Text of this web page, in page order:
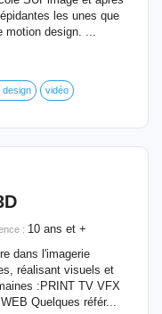
les unes que
motion design. ...
design vidéo
: 10 ans et +
dans l'imagerie
réalisant visuels et
: ​PRINT TV VFX
​Quelques référ...